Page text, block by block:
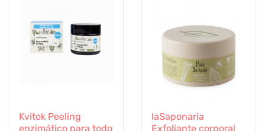
Kvitok Peeling
enzimático para todo
laSaponaria
Exfoliante corporal